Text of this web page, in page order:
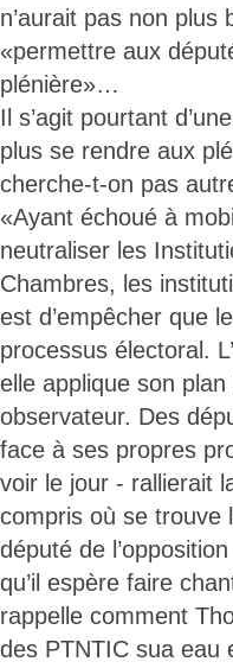
n’aurait pas non
«permettre aux
plénière»…
Il s’agit pourtant
plus se rendre aux
cherche-t-on pas
«Ayant échoué à
neutraliser les
Chambres, les
est d’empêcher que
processus électoral.
elle applique son
observateur. Des
face à ses propres
voir le jour - rallierait
compris où se trouve
député de
qu’il espère faire
rappelle comment
des PTNTIC sua eau